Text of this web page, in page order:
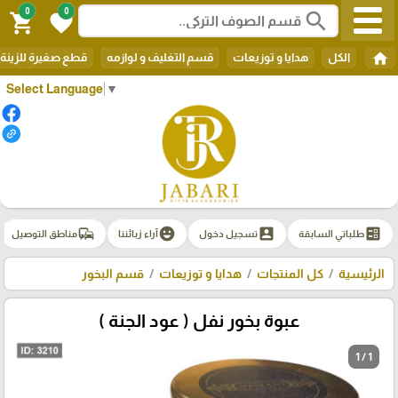
Select Language ▼
search
0
favorite
0
shopping_cart
home الكل هدايا و توزيعات قسم التغليف و لوازمه قطع صغيرة للزينة
ballotطلباتي السابقة account_boxتسجيل دخول emoji_emotionsآراء زبائننا commuteمناطق التوصيل
الرئيسية كل المنتجات هدايا و توزيعات قسم البخور
عبوة بخور نفل ( عود الجنة )
1 / 1